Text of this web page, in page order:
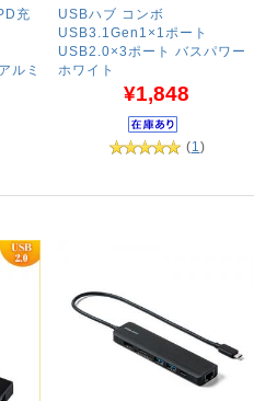
充
ルミ
USBハブ コンボ
USB3.1Gen1×1ポート
USB2.0×3ポート バスパワー
ホワイト
¥1,848
(1 )